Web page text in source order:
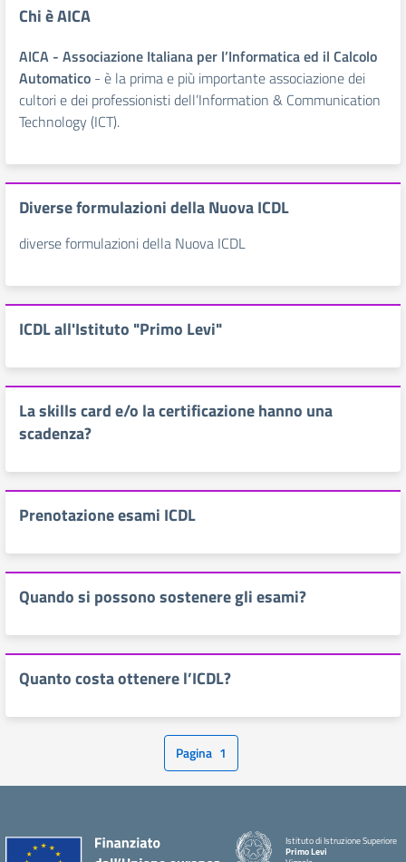
Chi è AICA
AICA - Associazione Italiana per l’Informatica ed il Calcolo
Automatico - è la prima e più importante associazione dei
cultori e dei professionisti dell’Information & Communication
Technology (ICT).
Diverse formulazioni della Nuova ICDL
diverse formulazioni della Nuova ICDL
ICDL all'Istituto "Primo Levi"
La skills card e/o la certificazione hanno una
scadenza?
Prenotazione esami ICDL
Quando si possono sostenere gli esami?
Quanto costa ottenere l’ICDL?
Pagina 1
Istituto di Istruzione Superiore
Primo Levi